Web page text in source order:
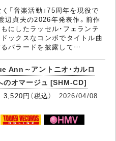
く「音楽活動」75周年を現役で
辺貞夫の2026年発表作。前作
にしたラッセル・フェランテ
ックスなコンボでタイトル曲
バラードを披露して…
Ann～アントニオ・カルロ
のオマージュ [SHM-CD]
円（税込） 2026/04/08